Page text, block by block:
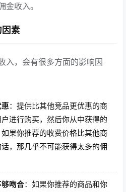
收入。
素
入，会有很多方面的影响因
：提供比其他竞品更优惠的商
进行购买，然后你从中获得的
果你推荐的收费价格比其他商
，那几乎不可能获得太多的佣
吻合：如果你推荐的商品和你